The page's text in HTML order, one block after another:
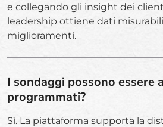
e collegando gli insight dei
leadership ottiene dati
miglioramenti.
I sondaggi possono essere
programmati?
Sì. La piattaforma supporta la